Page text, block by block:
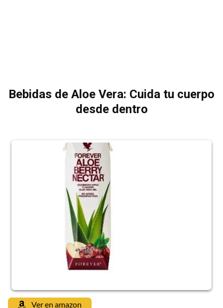
Bebidas de Aloe Vera: Cuida tu cuerpo
desde dentro
Ver en amazon